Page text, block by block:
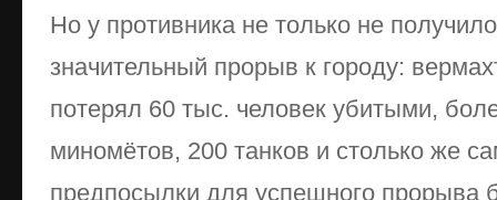
Но у противника не только не
значительный прорыв к городу:
потерял 60 тыс. человек убитыми,
миномётов, 200 танков и столько же
предпосылки для успешного прорыва